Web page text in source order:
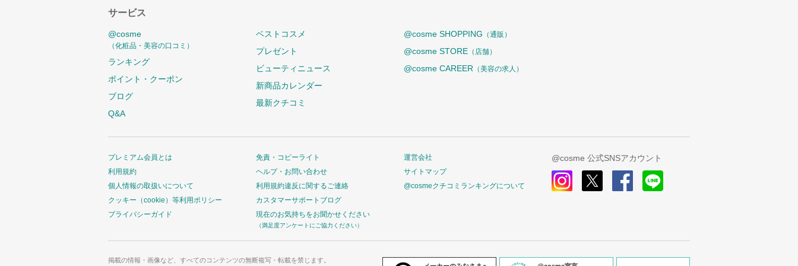
サービス
@cosme
（化粧品・美容の口コミ）
ランキング
ポイント・クーポン
ブログ
Q&A
ベストコスメ
プレゼント
ビューティニュース
新商品カレンダー
最新クチコミ
@cosme SHOPPING （通販）
@cosme STORE （店舗）
@cosme CAREER （美容の求人）
プレミアム会員とは
利用規約
個人情報の取扱いについて
クッキー（cookie）等利用ポリシー
プライバシーガイド
免責・コピーライト
ヘルプ・お問い合わせ
利用規約違反に関するご連絡
カスタマーサポートブログ
現在のお気持ちをお聞かせください
（満足度アンケートにご協力ください）
運営会社
サイトマップ
@cosmeクチコミランキングについて
@cosme 公式SNSアカウント
掲載の情報・画像など、すべてのコンテンツの無断複写・転載を禁じます。